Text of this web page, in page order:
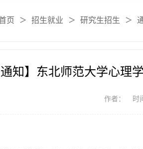
页 ＞ 招生就业 ＞ 研究生招生 ＞
通知】东北师范大学心理
作者： 时